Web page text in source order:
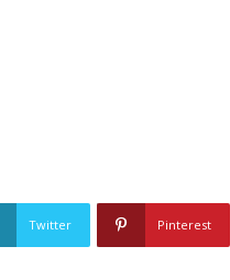
Twitter Pinterest